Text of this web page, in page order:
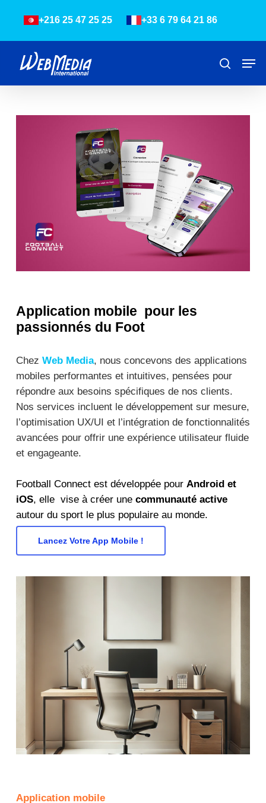
content
+216 25 47 25 25 +33 6 79 64 21 86
Application mobile pour les
passionnés du Foot
Chez Web Media, nous concevons des applications
mobiles performantes et intuitives, pensées pour
répondre aux besoins spécifiques de nos clients.
Nos services incluent le développement sur mesure,
l’optimisation UX/UI et l’intégration de fonctionnalités
avancées pour offrir une expérience utilisateur fluide
et engageante.
Football Connect est développée pour Android et
iOS, elle vise à créer une communauté active
autour du sport le plus populaire au monde.
Lancez Votre App Mobile !
Application mobile